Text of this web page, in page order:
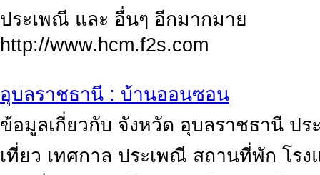
ประเพณี และ อื่นๆ อีกมากมาย
http://www.hcm.f2s.com
อุบลราชธานี : บ้านออนซอน
ข้อมูลเกี่ยวกับ จังหวัด อุบลราชธานี ป
เที่ยว เทศกาล ประเพณี สถานที่พัก โร